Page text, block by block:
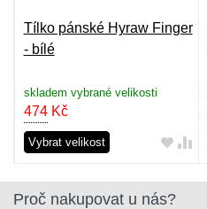
Tílko pánské Hyraw Finger
- bílé
skladem vybrané velikosti
474Kč
Vybrat velikost
Proč nakupovat u nás?